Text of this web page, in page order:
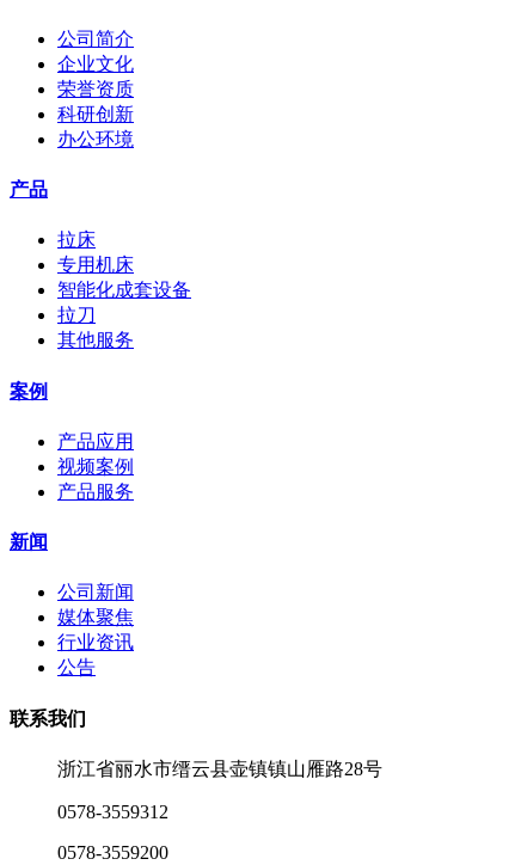
公司简介
企业文化
荣誉资质
科研创新
办公环境
产品
拉床
专用机床
智能化成套设备
拉刀
其他服务
案例
产品应用
视频案例
产品服务
新闻
公司新闻
媒体聚焦
行业资讯
公告
联系我们
浙江省丽水市缙云县壶镇镇山雁路28号
0578-3559312
0578-3559200